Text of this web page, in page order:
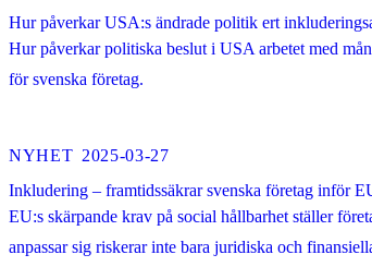
Hur påverkar USA:s ändrade politik ert
Hur påverkar politiska beslut i USA arbetet med
för svenska företag.
NYHET 2025-03-27
Inkludering – framtidssäkrar svenska företag inför
EU:s skärpande krav på social hållbarhet ställer
anpassar sig riskerar inte bara juridiska och